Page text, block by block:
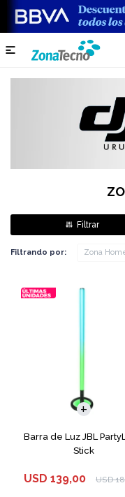

Filtrando por: Zona
Barra de Luz JBL
Stick
USD 139,00 USD